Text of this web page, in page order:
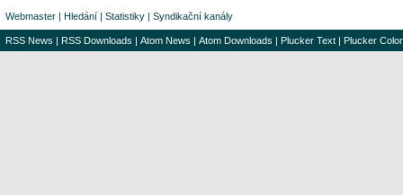
Webmaster | Hledání | Statistiky | Syndikační kanály
RSS News | RSS Downloads | Atom News | Atom Downloads | Plucker Text | Plucker Color